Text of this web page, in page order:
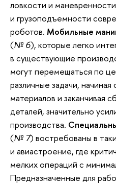
ловкости и
и грузоподъемности
роботов. Мобильные
(№ 6), которые легко
в существующие
могут перемещаться по
различные задачи,
материалов и заканчивая
деталей, значительно
производства.
(№ 7) востребованы в
и авиастроение, где
мелких операций с
Предназначенные для